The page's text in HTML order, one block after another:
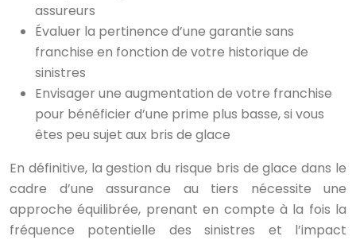
assureurs
Évaluer la pertinence d’une garantie sans
franchise en fonction de votre historique de
sinistres
Envisager une augmentation de votre franchise
pour bénéficier d’une prime plus basse, si vous
êtes peu sujet aux bris de glace
En définitive, la gestion du risque bris de glace dans le
cadre d’une assurance au tiers nécessite une
approche équilibrée, prenant en compte à la fois la
fréquence potentielle des sinistres et l’impact